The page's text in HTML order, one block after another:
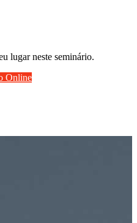
lugar neste seminário.
Online